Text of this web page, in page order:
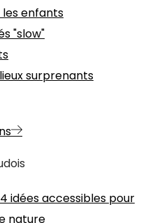
enfants
"slow"
surprenants
4 idées accessibles pour
nature